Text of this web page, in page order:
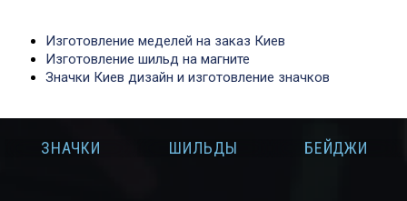
Изготовление меделей на заказ Киев
Изготовление шильд на магните
Значки Киев дизайн и изготовление значков
ЗНАЧКИ
ШИЛЬДЫ БЕЙДЖИ